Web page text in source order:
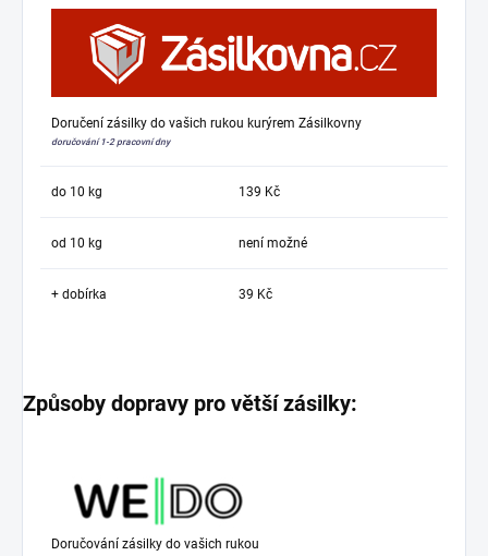
Doručení zásilky do vašich rukou kurýrem Zásilkovny
doručování 1-2 pracovní dny
do 10 kg 139 Kč
od 10 kg není možné
+ dobírka 39 Kč
Způsoby dopravy pro větší zásilky:
Doručování zásilky do vašich rukou